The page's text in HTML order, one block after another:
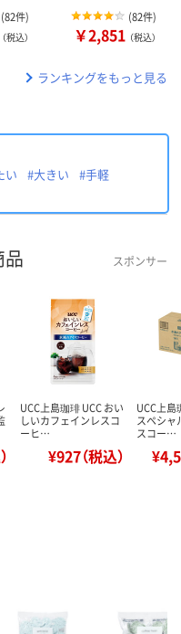
(82件)
（税込）
(82件)
￥2,851 （税込）
ランキングをもっと見る
い #大きい
#手軽
スポンサー
UCC上島珈琲 UCC おい
しいカフェインレスコ
ーヒ…
¥927（税込）
UCC上島
スペシャ
スコー…